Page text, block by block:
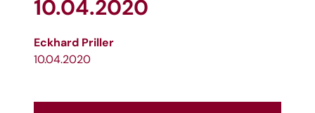
10.04.2020
Eckhard Priller
10.04.2020